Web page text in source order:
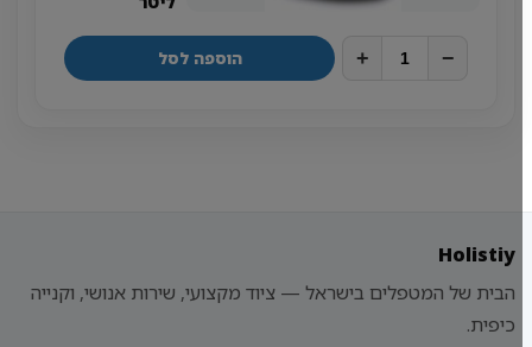
−
+ הוספה לסל
Holistiy
הבית של המטפלים בישראל — ציוד מקצועי, שירות אנושי, וקנייה
כיפית.